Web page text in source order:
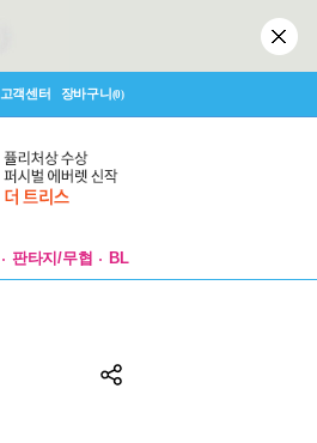
고객센터 장바구니(0)
판타지/무협 BL